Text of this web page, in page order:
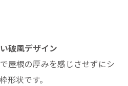
破風デザイン
屋根の厚みを感じさせずにシ
形状です。